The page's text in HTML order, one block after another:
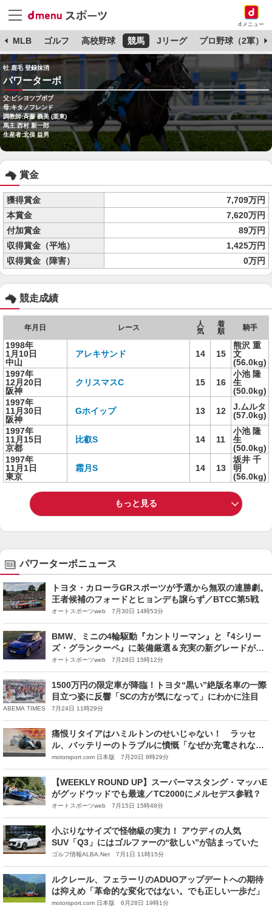
dメニュー
MLB ゴルフ 高校野球 競馬 Jリーグ プロ野球（2軍）
牡 鹿毛 登録抹消
パワーターボ
父:ビシヨツプボブ
母:キタノフレンド
調教師:斉藤 義美 (栗東)
馬主:西村 新一郎
生産者:北俣 益男
賞金
獲得賞金
7,709万円
本賞金
7,620万円
付加賞金
89万円
収得賞金（平地）
1,425万円
収得賞金（障害）
0万円
競走成績
年月日 レース
人
気
着
順
騎手
1998年
1月10日
中山
アレキサンド 14 15
熊沢 重
文
(56.0kg)
1997年
12月20日
阪神
クリスマスC 15 16
小池 隆
生
(50.0kg)
1997年
11月30日
阪神
Gホイップ 13 12
J.ムルタ
(57.0kg)
1997年
11月15日
京都
比叡S 14 11
小池 隆
生
(50.0kg)
1997年
11月1日
東京
霜月S 14 13
坂井 千
明
(56.0kg)
もっと見る
パワーターボニュース
トヨタ・カローラGRスポーツが予選から無双の連勝劇。
王者候補のフォードとヒョンデも譲らず／BTCC第5戦
オートスポーツweb 7月30日 14時53分
BMW、ミニの4輪駆動『カントリーマン』と『4シリー
ズ・グランクーペ』に装備厳選＆充実の新グレードが追
加
オートスポーツweb 7月28日 15時12分
1500万円の限定車が降臨！トヨタ“黒い”絶版名車の一際
目立つ姿に反響「SCの方が気になって」にわかに注目
ABEMA TIMES 7月24日 11時29分
痛恨リタイアはハミルトンのせいじゃない！ ラッセ
ル、バッテリーのトラブルに憤慨「なぜか充電されなか
った……もう失望感もないよ」
motorsport.com 日本版 7月20日 8時29分
【WEEKLY ROUND UP】スーパーマスタング・マッハE
がグッドウッドでも最速／TC2000にメルセデス参戦？
オートスポーツweb 7月15日 15時48分
小ぶりなサイズで怪物級の実力！ アウディの人気
SUV「Q3」にはゴルファーの“欲しい”が詰まっていた
ゴルフ情報ALBA.Net 7月1日 11時15分
ルクレール、フェラーリのADUOアップデートへの期待
は抑えめ「革命的な変化ではない。でも正しい一歩だ」
motorsport.com 日本版 6月28日 19時1分